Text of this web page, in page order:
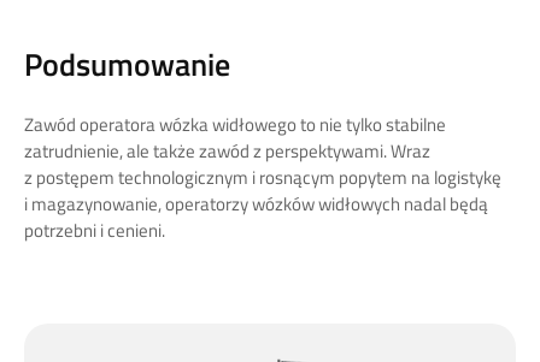
Podsumowanie
Zawód operatora wózka widłowego to nie tylko stabilne
zatrudnienie, ale także zawód z perspektywami. Wraz
z postępem technologicznym i rosnącym popytem na logistykę
i magazynowanie, operatorzy wózków widłowych nadal będą
potrzebni i cenieni.